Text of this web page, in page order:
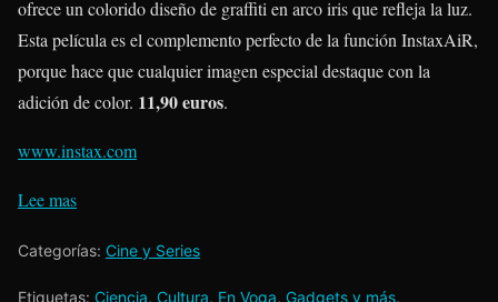
ofrece un colorido diseño de graffiti en arco iris que refleja la luz.
Esta película es el complemento perfecto de la función InstaxAiR,
porque hace que cualquier imagen especial destaque con la
adición de color. 11,90 euros.
www.instax.com
Lee mas
Categorías: Cine y Series
Etiquetas: Ciencia, Cultura, En Voga, Gadgets y más,